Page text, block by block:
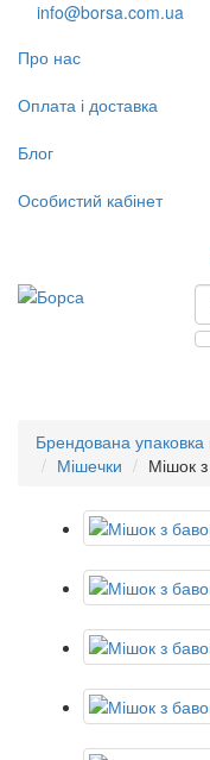
info@borsa.com.ua
Про нас
Оплата і доставка
Блог
Особистий кабінет
Брендована
Мішечки
Мішок